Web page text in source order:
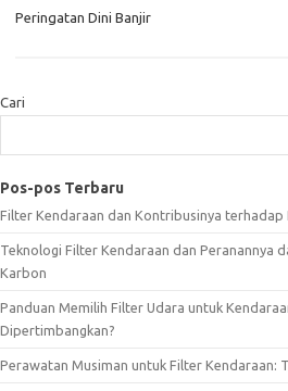
Peringatan Dini Banjir
Cari
Pos-pos Terbaru
Filter Kendaraan dan Kontribusinya terhadap
Teknologi Filter Kendaraan dan Peranannya
Karbon
Panduan Memilih Filter Udara untuk
Dipertimbangkan?
Perawatan Musiman untuk Filter Kendaraan: